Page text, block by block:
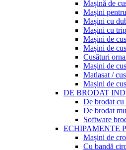
Mașină de
Mașini
Mașini cu
Mașini cu
Mașini de
Mașini de
Cusături
Mașini de
Matlasat /
Mașini de
DE BRODAT
De brodat cu
De brodat
Software
ECHIPAMENTE
Mașini de
Cu bandă